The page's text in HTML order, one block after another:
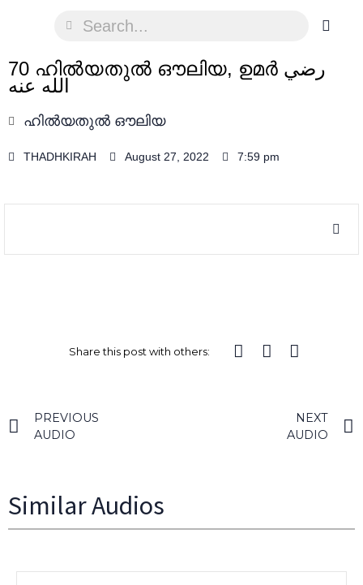
70 ഹിൽയതുൽ ഔലിയ, ഉമർ رضي
الله عنه
ഹിൽയതുൽ ഔലിയ
THADHKIRAH August 27, 2022 7:59 pm
Share this post with others:
PREVIOUS
AUDIO
NEXT
AUDIO
Similar Audios